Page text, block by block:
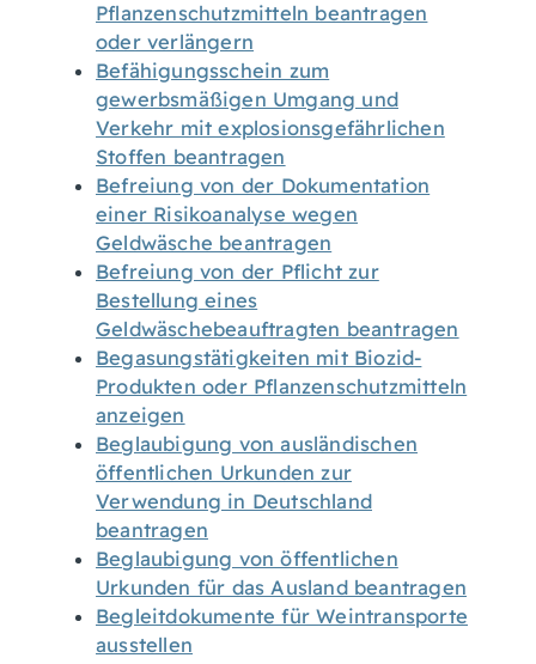
Pflanzenschutzmitteln beantragen
oder verlängern
Befähigungsschein zum
gewerbsmäßigen Umgang und
Verkehr mit explosionsgefährlichen
Stoffen beantragen
Befreiung von der Dokumentation
einer Risikoanalyse wegen
Geldwäsche beantragen
Befreiung von der Pflicht zur
Bestellung eines
Geldwäschebeauftragten beantragen
Begasungstätigkeiten mit Biozid-
Produkten oder Pflanzenschutzmitteln
anzeigen
Beglaubigung von ausländischen
öffentlichen Urkunden zur
Verwendung in Deutschland
beantragen
Beglaubigung von öffentlichen
Urkunden für das Ausland beantragen
Begleitdokumente für Weintransporte
ausstellen